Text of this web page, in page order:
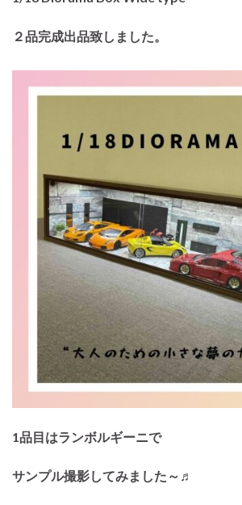
２品完成出品致しました。
1品目はランボルギーニで
サンプル撮影してみました～♬